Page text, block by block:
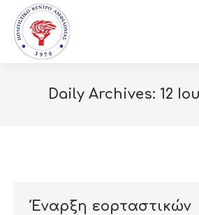
Daily Archives: 12
Έναρξη εορταστικών